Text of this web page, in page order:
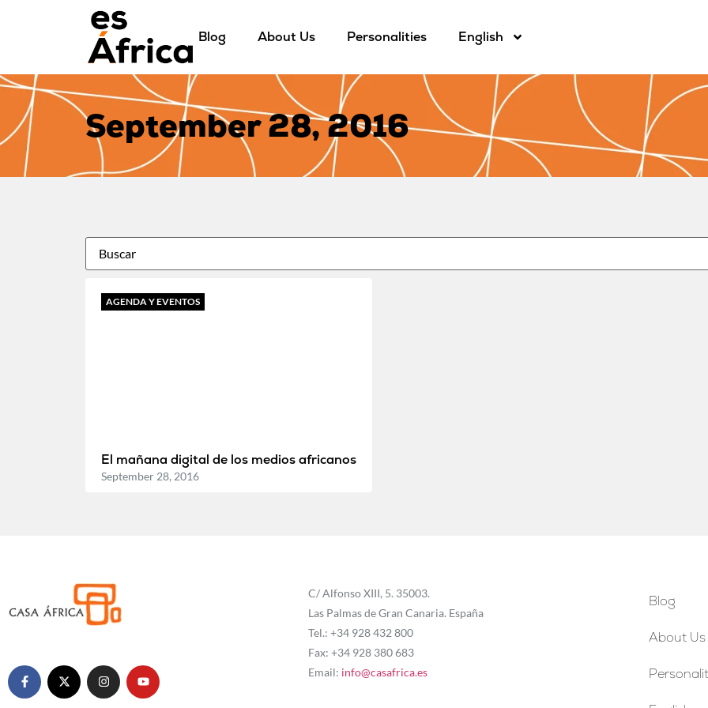
Blog About Us Personalities English
September 28, 2016
AGENDA Y EVENTOS
El mañana digital de los medios africanos
September 28, 2016
C/ Alfonso XIII, 5. 35003.
Las Palmas de Gran Canaria. España
Tel.: +34 928 432 800
Fax: +34 928 380 683
Email: info@casafrica.es
Blog
About Us